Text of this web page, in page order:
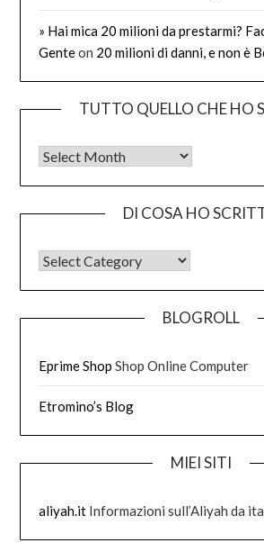
» Hai mica 20 milioni da prestarmi?
Genteon 20 milioni di danni, e non è
TUTTO QUELLO CHE HO
Tutto quello che ho scritto
DI COSA HO
DI COSA HO SCRITTO
BLOGROLL
Eprime Shop Shop Online Computer
Etromino’s Blog
MIEI SITI
aliyah.it Informazioni sull’Aliyah da